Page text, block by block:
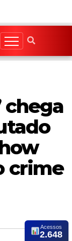
chega
crime
Acessos
2.648